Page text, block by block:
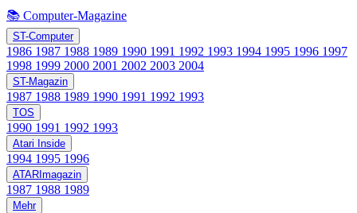
📚 Computer-Magazine
ST-Computer
1986 1987 1988 1989 1990 1991 1992 1993 1994 1995 1996 1997
1998 1999 2000 2001 2002 2003 2004
ST-Magazin
1987 1988 1989 1990 1991 1992 1993
TOS
1990 1991 1992 1993
Atari Inside
1994 1995 1996
ATARImagazin
1987 1988 1989
Mehr